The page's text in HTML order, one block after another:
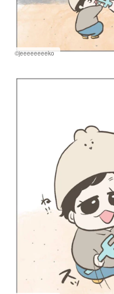
©jeeeeeeeeko